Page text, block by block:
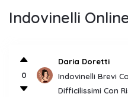
Indovinelli
0
Daria Doretti
Indovinelli Brevi
Difficilissimi Con